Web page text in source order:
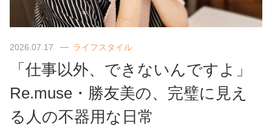
2026.07.17 ライフスタイル
「仕事以外、できないんですよ」
Re.muse・勝友美の、完璧に見え
る人の不器用な日常